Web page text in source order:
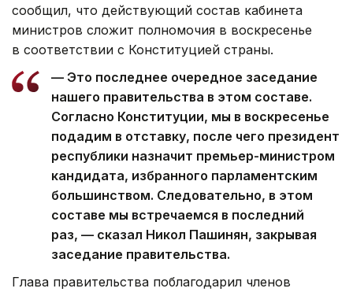
сообщил, что действующий состав кабинета
министров сложит полномочия в воскресенье
в соответствии с Конституцией страны.
— Это последнее очередное заседание
нашего правительства в этом составе.
Согласно Конституции, мы в воскресенье
подадим в отставку, после чего президент
республики назначит премьер-министром
кандидата, избранного парламентским
большинством. Следовательно, в этом
составе мы встречаемся в последний
раз, — сказал Никол Пашинян, закрывая
заседание правительства.
Глава правительства поблагодарил членов